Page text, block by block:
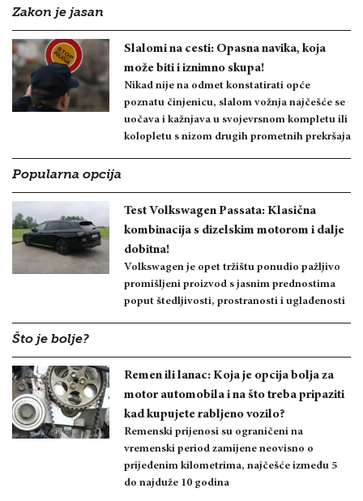
Zakon je jasan
Slalomi na cesti: Opasna navika, koja
može biti i iznimno skupa!
Nikad nije na odmet konstatirati opće
poznatu činjenicu, slalom vožnja najčešće se
uočava i kažnjava u svojevrsnom kompletu ili
kolopletu s nizom drugih prometnih prekršaja
Popularna opcija
Test Volkswagen Passata: Klasična
kombinacija s dizelskim motorom i dalje
dobitna!
Volkswagen je opet tržištu ponudio pažljivo
promišljeni proizvod s jasnim prednostima
poput štedljivosti, prostranosti i uglađenosti
Što je bolje?
Remen ili lanac: Koja je opcija bolja za
motor automobila i na što treba pripaziti
kad kupujete rabljeno vozilo?
Remenski prijenosi su ograničeni na
vremenski period zamijene neovisno o
prijeđenim kilometrima, najčešće između 5
do najduže 10 godina